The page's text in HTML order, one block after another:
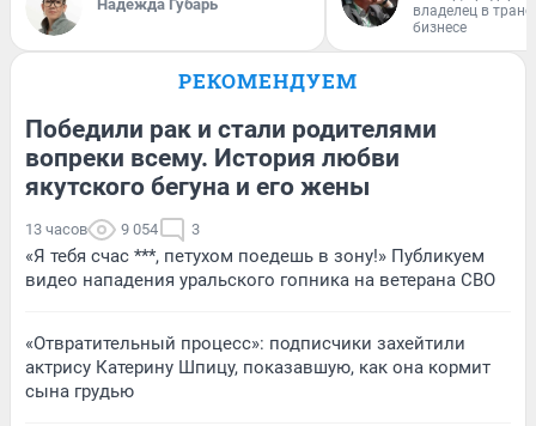
Надежда Губарь
владелец в
бизнесе
РЕКОМЕНДУЕМ
Победили рак и стали родителями
вопреки всему. История любви
якутского бегуна и его жены
13 часов 9 054 3
«Я тебя счас ***, петухом поедешь в зону!» Публикуем
видео нападения уральского гопника на ветерана СВО
«Отвратительный процесс»: подписчики захейтили
актрису Катерину Шпицу, показавшую, как она кормит
сына грудью